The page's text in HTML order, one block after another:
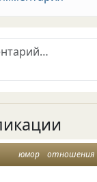
юмор отношения